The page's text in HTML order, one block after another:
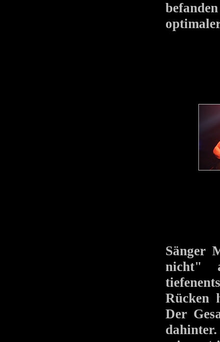
Sänger
nicht"
Rücken
Der